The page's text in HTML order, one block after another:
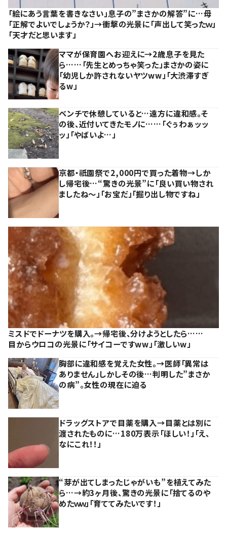
「絵にあう言葉を書きなさい」息子の”まさかの解答”に…母
「正解でよいでしょうか？」→衝撃の光景に「声出して笑ったｗ」
「天才だと思います」
ママが保育園へお迎えに→2歳息子を見た
ら……「先生とめっちゃ笑った」まさかの姿に
「幼児しか許されないヤツww」「大渋滞すぎ
るw」
ベンチで休憩していると…遠方に違和感。そ
の後、近付いてきたモノに……「ぐぅわぁッッ
ッ」「やばいよ…」
京都・祇園祭で2,000円で買った着物→しか
し帰宅後…“驚きの光景”に「良い買い物され
ましたね～」「お宝だ」「掘り出し物ですね」
ミスドでドーナツを購入。→帰宅後、分けようとしたら……
目からウロコの光景に「サイコーですww」「激しいw」
胸部に違和感を覚えた女性。→医師「異常は
ありません」しかしその後…判明した”まさか
の病”。女性の現在に迫る
ドラッグストアで目薬を購入→目薬とは別に
渡されたものに…180万表示「ほしい！」「え、
なにこれ！！」
“芽が出てしまったじゃがいも”を植えてみた
ら…→約3ヶ月後、驚きの光景に「捨てるのや
めたｗｗ」「育ててみたいです！」